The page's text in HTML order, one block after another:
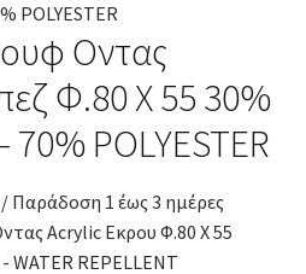
Οντας
Φ.80 Χ 55 30%
70% POLYESTER
1 έως 3 ημέρες